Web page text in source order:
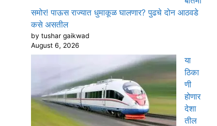
समोर! पाऊस राज्यात धुमाकूळ घालणार? पुढचे दोन आठवडे
कसे असतील
by tushar gaikwad
August 6, 2026
या
ठिका
णी
होणार
देशा
तील